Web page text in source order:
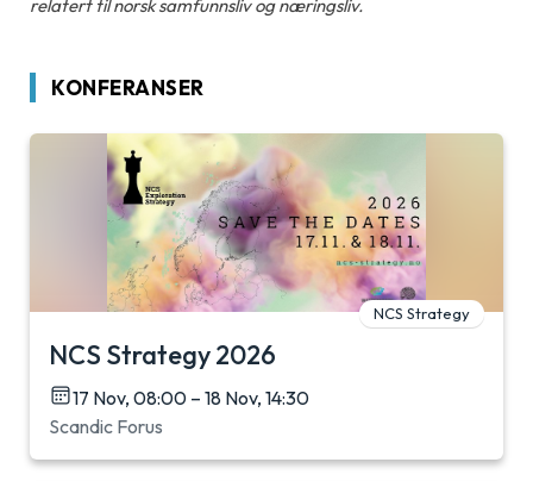
relatert til norsk samfunnsliv og næringsliv.
KONFERANSER
NCS Strategy
NCS Strategy 2026
17 Nov, 08:00 – 18 Nov, 14:30
Scandic Forus